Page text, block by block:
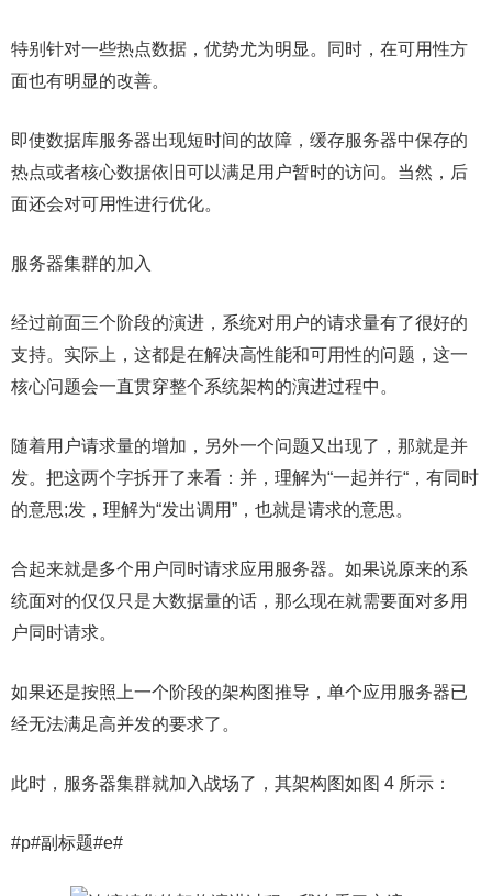
特别针对一些热点数据，优势尤为明显。同时，在可用性方
面也有明显的改善。
即使数据库服务器出现短时间的故障，缓存服务器中保存的
热点或者核心数据依旧可以满足用户暂时的访问。当然，后
面还会对可用性进行优化。
服务器集群的加入
经过前面三个阶段的演进，系统对用户的请求量有了很好的
支持。实际上，这都是在解决高性能和可用性的问题，这一
核心问题会一直贯穿整个系统架构的演进过程中。
随着用户请求量的增加，另外一个问题又出现了，那就是并
发。把这两个字拆开了来看：并，理解为“一起并行“，有同时
的意思;发，理解为“发出调用”，也就是请求的意思。
合起来就是多个用户同时请求应用服务器。如果说原来的系
统面对的仅仅只是大数据量的话，那么现在就需要面对多用
户同时请求。
如果还是按照上一个阶段的架构图推导，单个应用服务器已
经无法满足高并发的要求了。
此时，服务器集群就加入战场了，其架构图如图 4 所示：
#p#副标题#e#